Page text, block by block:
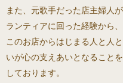
また、元歌手だった店主婦人
ランティアに回った経験から、
このお店からはじまる人と人
いが心の支えあいとなること
しております。